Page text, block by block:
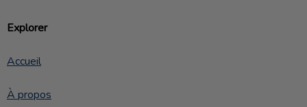
Explorer
Accueil
À propos